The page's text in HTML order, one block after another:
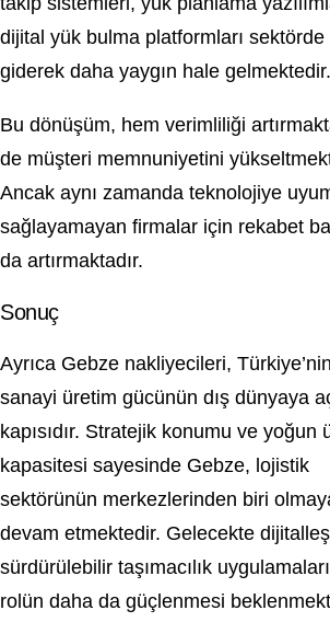
dijital yük bulma platformları sektörde
giderek daha yaygın hale gelmektedir.
Bu dönüşüm, hem verimliliği
de müşteri memnuniyetini
Ancak aynı zamanda teknolojiye
sağlayamayan firmalar için rekabet
da artırmaktadır.
Sonuç
Ayrıca Gebze nakliyecileri, Türkiye’nin
sanayi üretim gücünün dış dünyaya
kapısıdır. Stratejik konumu ve yoğun
kapasitesi sayesinde Gebze, lojistik
sektörünün merkezlerinden biri
devam etmektedir. Gelecekte
sürdürülebilir taşımacılık
rolün daha da güçlenmesi